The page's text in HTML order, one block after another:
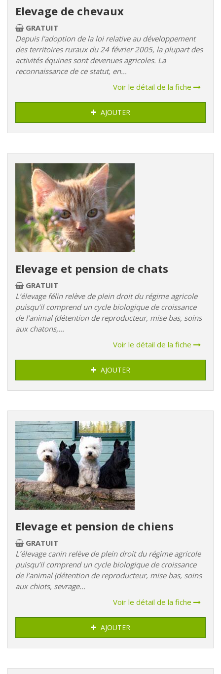
Elevage de chevaux
GRATUIT
Depuis l'adoption de la loi relative au développement
des territoires ruraux du 24 février 2005, la plupart des
activités équines sont devenues agricoles. La
reconnaissance de ce statut, en...
Voir le détail de la fiche
AJOUTER
Elevage et pension de chats
GRATUIT
L’élevage félin relève de plein droit du régime agricole
puisqu’il comprend un cycle biologique de croissance
de l’animal (détention de reproducteur, mise bas, soins
aux chatons,...
Voir le détail de la fiche
AJOUTER
Elevage et pension de chiens
GRATUIT
L’élevage canin relève de plein droit du régime agricole
puisqu’il comprend un cycle biologique de croissance
de l’animal (détention de reproducteur, mise bas, soins
aux chiots, sevrage...
Voir le détail de la fiche
AJOUTER